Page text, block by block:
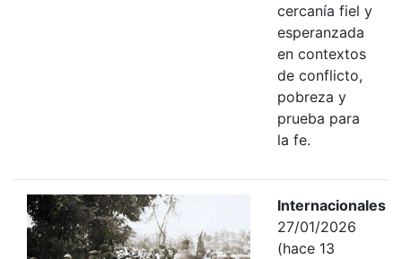
cercanía fiel y
esperanzada
en contextos
de conflicto,
pobreza y
prueba para
la fe.
Internacionales
27/01/2026
(hace 13